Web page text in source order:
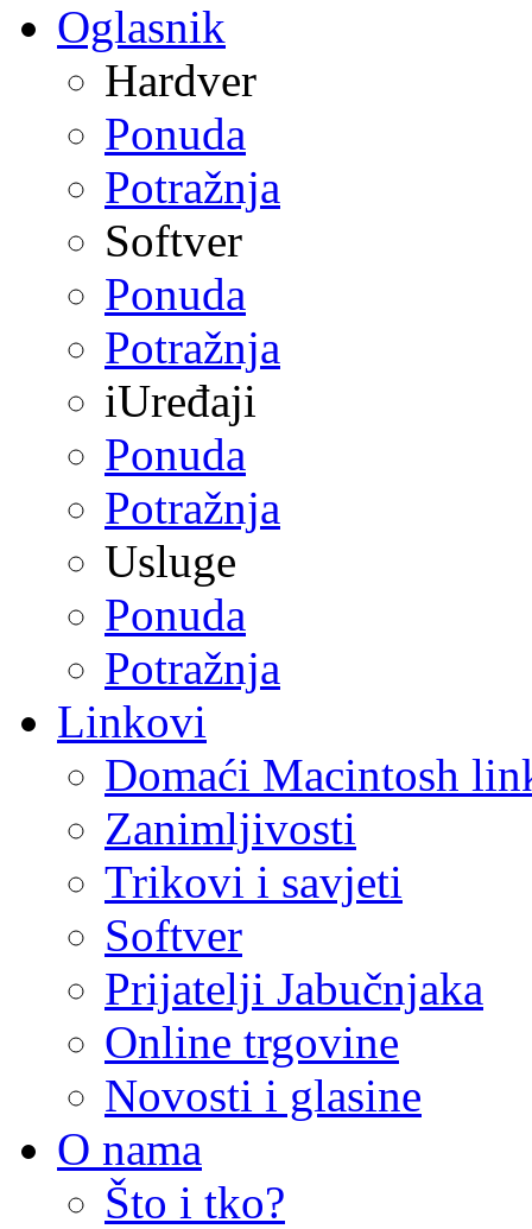
Oglasnik
Hardver
Ponuda
Potražnja
Softver
Ponuda
Potražnja
iUređaji
Ponuda
Potražnja
Usluge
Ponuda
Potražnja
Linkovi
Domaći Macintosh
Zanimljivosti
Trikovi i savjeti
Softver
Prijatelji Jabučnjaka
Online trgovine
Novosti i glasine
O nama
Što i tko?